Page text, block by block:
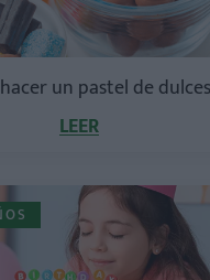
un pastel de
LEER